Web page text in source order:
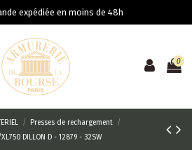
expédiée en moins de 48h
0
Presses de rechargement
XL750 DILLON D - 12879 - 32SW